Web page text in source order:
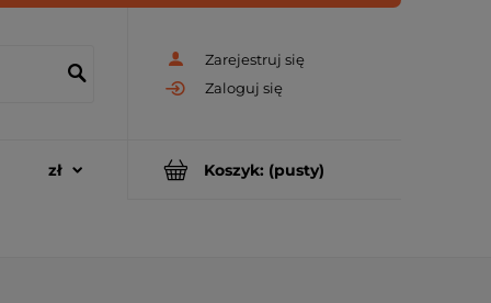
Zarejestruj się
Zaloguj się
Koszyk: (pusty)